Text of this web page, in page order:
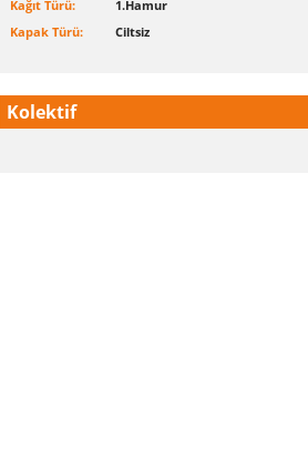
Kağıt Türü:
1.Hamur
Kapak Türü:
Ciltsiz
Kolektif